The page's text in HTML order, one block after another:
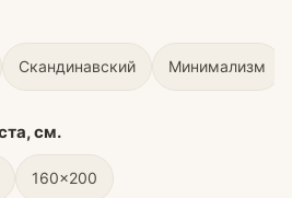
Скандинавский Минимализм
см.
160x200